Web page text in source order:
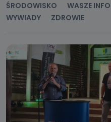
ŚRODOWISKO
WASZE INFO
WYWIADY
ZDROWIE